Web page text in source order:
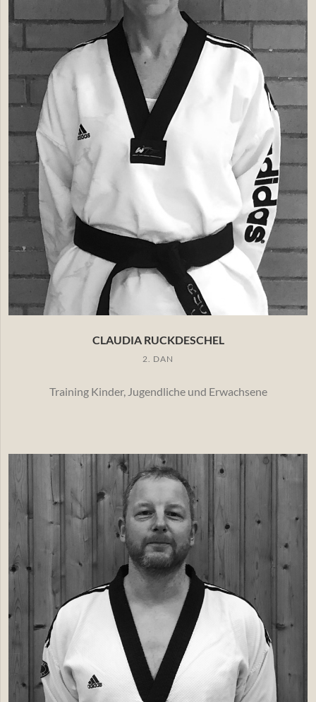
CLAUDIA RUCKDESCHEL
2. DAN
Training Kinder, Jugendliche und Erwachsene